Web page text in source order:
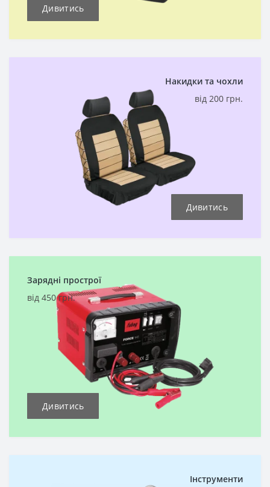
Дивитись
Накидки та чохли
від 200 грн.
Дивитись
Зарядні прострої
від 450 грн.
Дивитись
Інструменти